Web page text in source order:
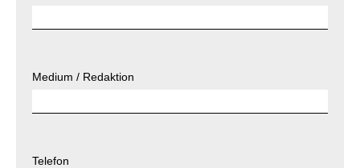
Medium / Redaktion
Telefon